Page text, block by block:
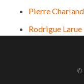
Pierre Charland
Rodrigue Larue
©